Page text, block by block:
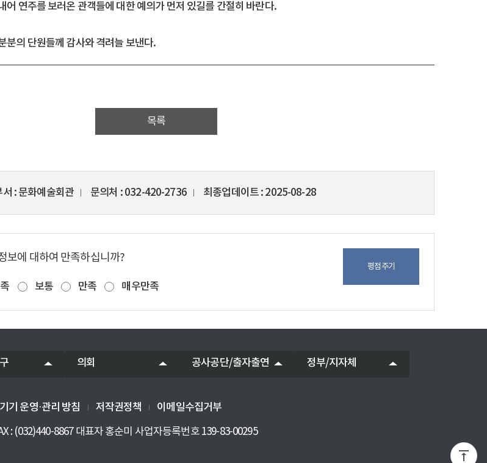
어 연주를 보러온 관객들에 대한 예의가 먼저 있길를 간절히 바란다.
분의 단원들께 감사와 격려늘 보낸다.
목록
서 문화예술회관 문의처 032-420-2736 최종업데이트 2025-08-28
보에 대하여 만족하십니까?
보통 만족 매우만족
평점주기
의회 공사공단/출자출연 정부/지자체
기 운영·관리 방침 저작권정책
이메일수집거부
: (032)440-8867 대표자 홍순미 사업자등록번호 139-83-00295